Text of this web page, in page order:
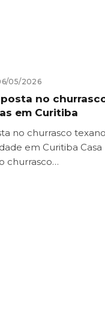
05/2026
no
em Curitiba
no churrasco
em Curitiba Casa
churrasco…